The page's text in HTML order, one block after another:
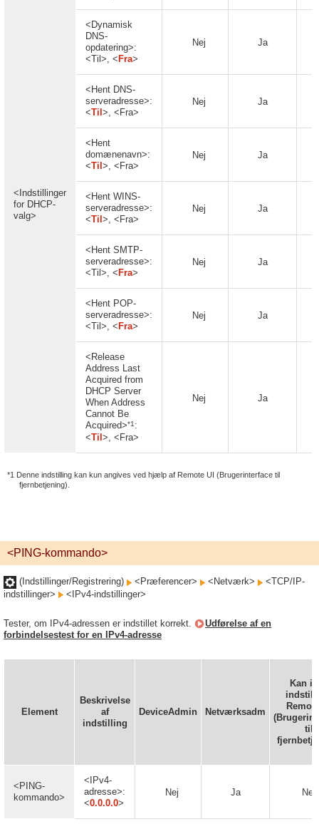
<Indstillinger
for DHCP-
valg>
<Dynamisk
DNS-
opdatering>:
<Til>, < Fra>
Nej Ja
<Hent DNS-
serveradresse>:
<Til >, <Fra>
Nej Ja
<Hent
domænenavn>:
<Til >, <Fra>
Nej Ja
<Hent WINS-
serveradresse>:
<Til >, <Fra>
Nej Ja
<Hent SMTP-
serveradresse>:
<Til>, < Fra>
Nej Ja
<Hent POP-
serveradresse>:
<Til>, < Fra>
Nej Ja
<Release
Address Last
Acquired from
DHCP Server
When Address
Cannot Be
Acquired>*1 :
<Til >, <Fra>
Nej Ja
*1 Denne indstilling kan kun angives ved hjælp af Remote UI (Brugerinterface til
fjernbetjening).
<PING-kommando>
(Indstillinger/Registrering) <Præferencer> <Netværk>
<TCP/IP-
indstillinger>
<IPv4-indstillinger>
Tester, om IPv4-adressen er indstillet korrekt.
Udførelse af en
forbindelsestest for en IPv4-adresse
Element
Beskrivelse
af
indstilling
DeviceAdmin Netværksadm
Kan
til
<PING-
kommando>
<IPv4-
adresse>:
<0.0.0.0>
Nej Ja Nej